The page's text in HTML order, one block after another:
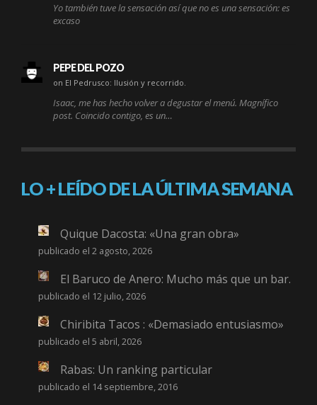
Yo también tuve la sensación así que no es una sensación: es
excaso
PEPE DEL POZO
on El Pedrusco: Ilusión y recorrido.
Isaac, me has hecho volver a degustar el menú. Magnífico
post. Coincido contigo, es un…
LO + LEÍDO DE LA ÚLTIMA SEMANA
Quique Dacosta: «Una gran obra»
publicado el 2 agosto, 2026
El Baruco de Anero: Mucho más que un bar.
publicado el 12 julio, 2026
Chiribita Tacos : «Demasiado entusiasmo»
publicado el 5 abril, 2026
Rabas: Un ranking particular
publicado el 14 septiembre, 2016